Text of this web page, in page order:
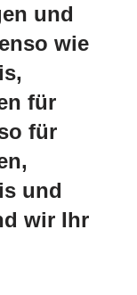
und
wie
für
für
und
wir Ihr